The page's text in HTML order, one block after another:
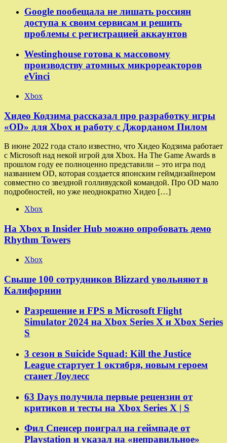
Google пообещала не лишать россиян
доступа к своим сервисам и решить
проблемы с регистрацией аккаунтов
Westinghouse готова к массовому
производству атомных микрореакторов
eVinci
Xbox
Хидео Кодзима рассказал про разработку игры
«OD» для Xbox и работу с Джорданом Пилом
В июне 2022 года стало известно, что Хидео Кодзима работает
с Microsoft над некой игрой для Xbox. На The Game Awards в
прошлом году ее полноценно представили – это игра под
названием OD, которая создается японским геймдизайнером
совместно со звездной голливудской командой. Про OD мало
подробностей, но уже неоднократно Хидео […]
Xbox
На Xbox в Insider Hub можно опробовать демо
Rhythm Towers
Xbox
Свыше 100 сотрудников Blizzard увольняют в
Калифорнии
Разрешение и FPS в Microsoft Flight
Simulator 2024 на Xbox Series X и Xbox Series
S
3 сезон в Suicide Squad: Kill the Justice
League стартует 1 октября, новым героем
станет Лоулесс
63 Days получила первые рецензии от
критиков и тесты на Xbox Series X | S
Фил Спенсер поиграл на геймпаде от
Playstation и указал на «неправильное»